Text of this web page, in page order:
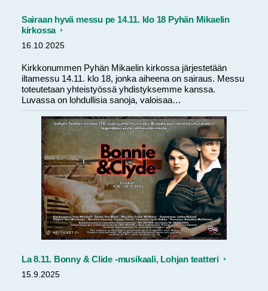
Sairaan hyvä messu pe 14.11. klo 18 Pyhän Mikaelin
kirkossa
16.10.2025
Kirkkonummen Pyhän Mikaelin kirkossa järjestetään
iltamessu 14.11. klo 18, jonka aiheena on sairaus. Messu
toteutetaan yhteistyössä yhdistyksemme kanssa.
Luvassa on lohdullisia sanoja, valoisaa…
La 8.11. Bonny & Clide -musikaali, Lohjan teatteri
15.9.2025